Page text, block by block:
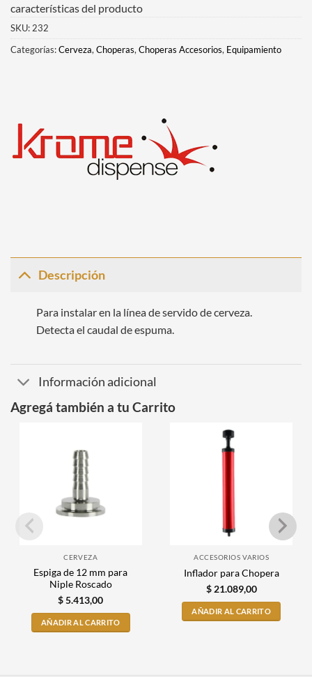
características del producto
SKU: 232
Categorías:Cerveza, Choperas, Choperas Accesorios, Equipamiento
Descripción
Para instalar en la línea de servido de cerveza.
Detecta el caudal de espuma.
Información adicional
Agregá también a tu Carrito
CERVEZA
Espiga de 12 mm para
Niple Roscado
$5.413,00
AÑADIR AL CARRITO
ACCESORIOS VARIOS
Inflador para Chopera
$21.089,00
AÑADIR AL CARRITO